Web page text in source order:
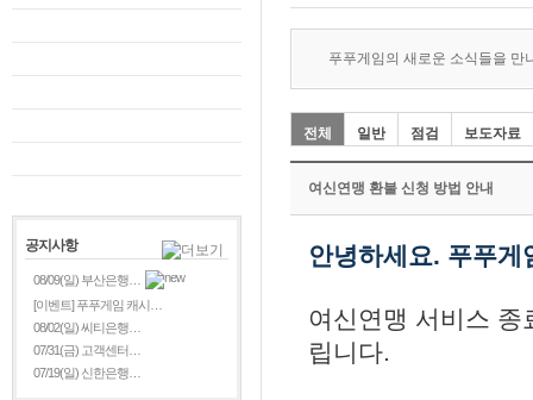
공지사항
08/09(일) 부산은행…
[이벤트] 푸푸게임 캐시…
08/02(일) 씨티은행…
07/31(금) 고객센터…
07/19(일) 신한은행…
푸푸게임의 새로운 소식들을 만
전체 일반 점검 보도자료
여신연맹 환불 신청 방법 안내
안녕하세요. 푸푸게
여신연맹 서비스
립니다.